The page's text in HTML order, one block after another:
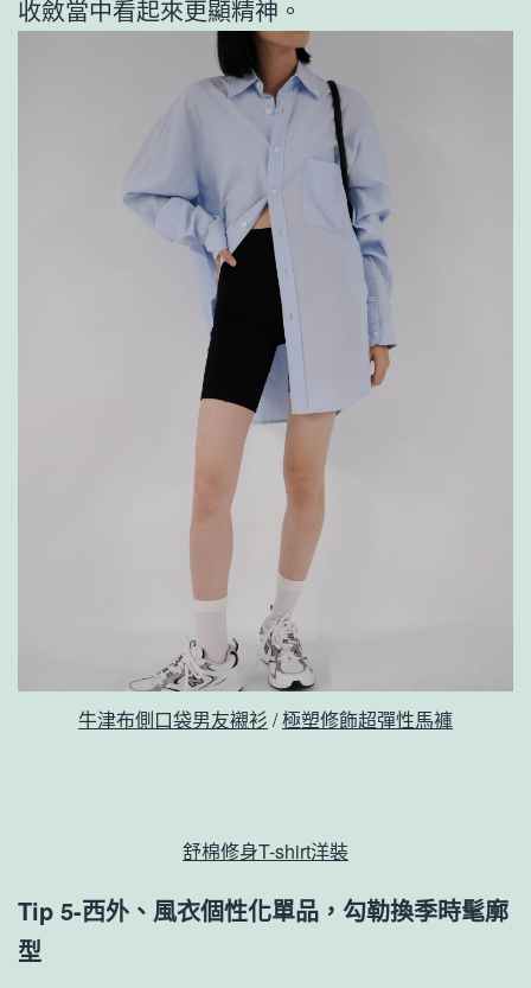
收斂當中看起來更顯精神。
牛津布側口袋男友襯衫 /極塑修飾超彈性馬褲
舒棉修身T-shirt洋裝
Tip 5-西外、風衣個性化單品，勾勒換季時髦廓
型